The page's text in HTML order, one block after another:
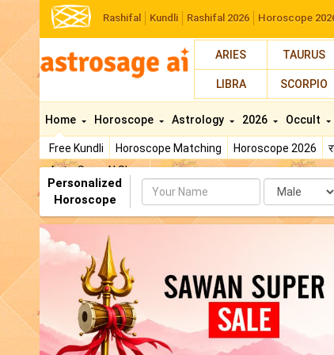
Rashifal Kundli Rashifal 2026 Horoscope
ARIES TAURUS
LIBRA SCORPIO
Home
Free Kundli Horoscope Matching Horoscope 2026
AstroSage AI Shop
Horoscope Astrology 2026 Occult
Personalized
Horoscope
Name